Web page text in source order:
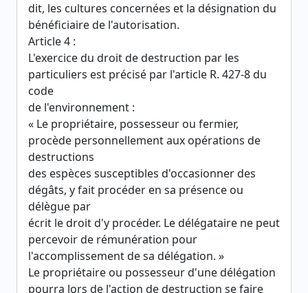
dit, les cultures concernées et la désignation du
bénéficiaire de l'autorisation.
Article 4 :
L'exercice du droit de destruction par les
particuliers est précisé par l'article R. 427-8 du
code
de l'environnement :
« Le propriétaire, possesseur ou fermier,
procède personnellement aux opérations de
destructions
des espèces susceptibles d'occasionner des
dégâts, y fait procéder en sa présence ou
délègue par
écrit le droit d'y procéder. Le délégataire ne peut
percevoir de rémunération pour
l'accomplissement de sa délégation. »
Le propriétaire ou possesseur d'une délégation
pourra lors de l'action de destruction se faire